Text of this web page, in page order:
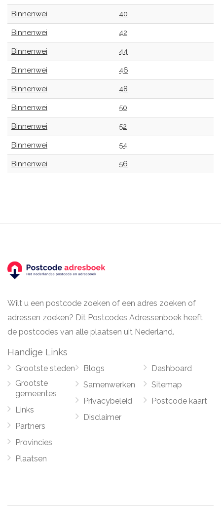
Binnenwei 40
Binnenwei 42
Binnenwei 44
Binnenwei 46
Binnenwei 48
Binnenwei 50
Binnenwei 52
Binnenwei 54
Binnenwei 56
Wilt u een postcode zoeken of een adres zoeken of
adressen zoeken? Dit Postcodes Adressenboek heeft
de postcodes van alle plaatsen uit Nederland.
Handige Links
Grootste steden
Grootste
gemeentes
Links
Partners
Provincies
Plaatsen
Blogs
Samenwerken
Privacybeleid
Disclaimer
Dashboard
Sitemap
Postcode kaart